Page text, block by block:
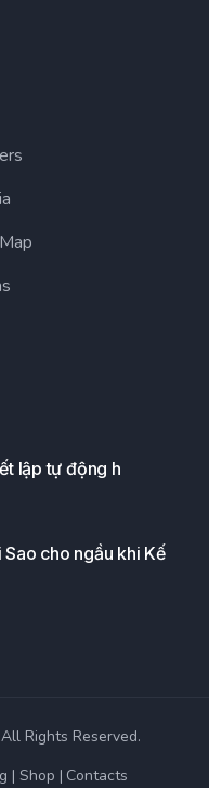
lập tự động h
cho ngầu khi Kế
Rights Reserved.
Shop Contacts